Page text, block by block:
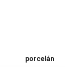
porcelán